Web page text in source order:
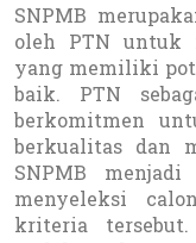
SNPMB
oleh PTN untuk
yang memiliki
baik. PTN
berkomitmen
berkualitas dan
SNPMB
menyeleksi
kriteria